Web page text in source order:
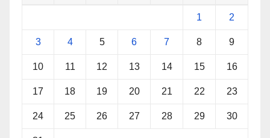
1 2
3 4 5 6 7 8 9
10 11 12 13 14 15 16
17 18 19 20 21 22 23
24 25 26 27 28 29 30